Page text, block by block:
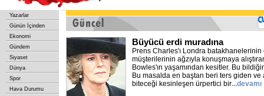
Yazarlar
Günün İçinden
Ekonomi
Gündem
Siyaset
Dünya
Spor
Hava Durumu
Büyücü erdi muradına
Prens Charles'ı Londra batakhanelerinin
müşterilerinin ağzıyla konuşmaya
Bowles'ın yaşamından kesitler. Bu
Bu masalda en baştan beri ters giden ve
biteceği kesinleşen ürpertici bir...devamı